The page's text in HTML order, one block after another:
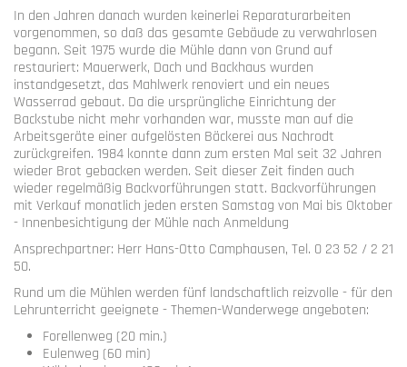
In den Jahren danach wurden keinerlei Reparaturarbeiten
vorgenommen, so daß das gesamte Gebäude zu verwahrlosen
begann. Seit 1975 wurde die Mühle dann von Grund auf
restauriert: Mauerwerk, Dach und Backhaus wurden
instandgesetzt, das Mahlwerk renoviert und ein neues
Wasserrad gebaut. Da die ursprüngliche Einrichtung der
Backstube nicht mehr vorhanden war, musste man auf die
Arbeitsgeräte einer aufgelösten Bäckerei aus Nachrodt
zurückgreifen. 1984 konnte dann zum ersten Mal seit 32 Jahren
wieder Brot gebacken werden. Seit dieser Zeit finden auch
wieder regelmäßig Backvorführungen statt. Backvorführungen
mit Verkauf monatlich jeden ersten Samstag von Mai bis Oktober
- Innenbesichtigung der Mühle nach Anmeldung
Ansprechpartner: Herr Hans-Otto Camphausen, Tel. 0 23 52 / 2 21
50.
Rund um die Mühlen werden fünf landschaftlich reizvolle - für den
Lehrunterricht geeignete - Themen-Wanderwege angeboten:
Forellenweg (20 min.)
Eulenweg (60 min)